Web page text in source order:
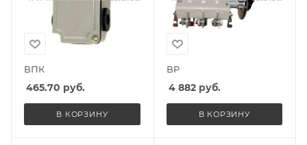
ВПК
465.70 руб.
В КОРЗИНУ
ВР
4 882руб.
В КОРЗИНУ